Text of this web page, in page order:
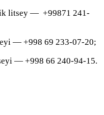
litsey — +99871 241-
— +998 69 233-07-20;
— +998 66 240-94-15.